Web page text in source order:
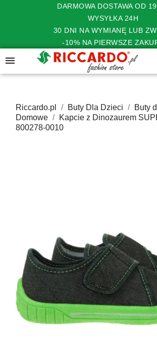
DARMOWA DOSTAWA OD
WYSYŁKA 24H
30 DNI NA WYMIANĘ LUB
-10% NA PIERWSZE

Riccardo.pl Buty Dla Dzieci
Buty
Domowe
Kapcie z Dinozaurem
800278-0010